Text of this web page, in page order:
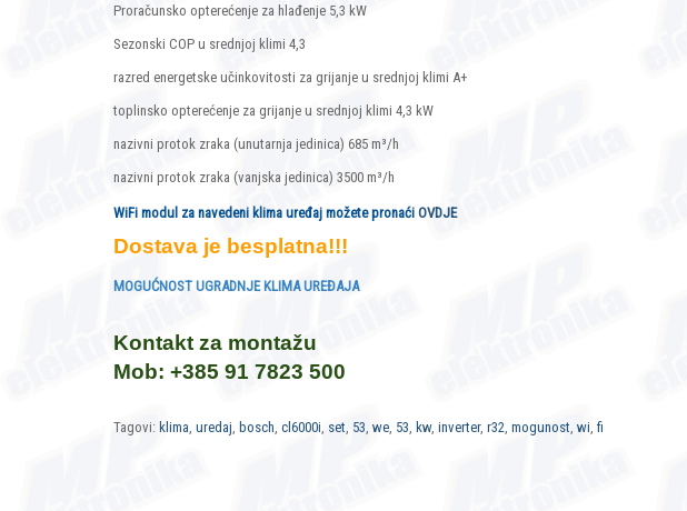
Proračunsko opterećenje za hlađenje 5,3 kW
Sezonski COP u srednjoj klimi 4,3
razred energetske učinkovitosti za grijanje u srednjoj klimi A+
toplinsko opterećenje za grijanje u srednjoj klimi 4,3 kW
nazivni protok zraka (unutarnja jedinica) 685 m³/h
nazivni protok zraka (vanjska jedinica) 3500 m³/h
WiFi modul za navedeni klima uređaj možete pronaći OVDJE
Dostava je besplatna!!!
MOGUĆNOST UGRADNJE KLIMA UREĐAJA
Kontakt za montažu
Mob: +385 91 7823 500
Tagovi: klima uredaj bosch cl6000i set 53 we 53 kw, inverter, r32 mogunost wi fi